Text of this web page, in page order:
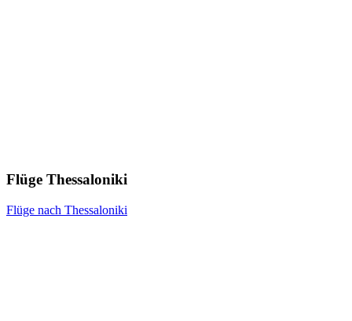
Flüge Thessaloniki
Flüge nach Thessaloniki